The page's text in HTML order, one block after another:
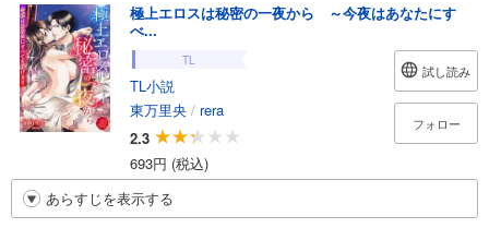
極上エロスは秘密の一夜から ～今夜はあなたにす
べ...
TL
TL小説
東万里央 / rera
2.3
693円 (税込)
試し読み
フォロー
あらすじを表示する